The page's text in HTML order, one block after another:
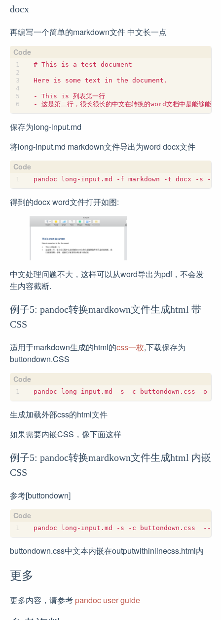
docx
再编写一个简单的markdown文件 中文长一点
保存为long-input.md
将long-input.md markdown文件导出为word docx文件
得到的docx word文件打开如图:
中文处理问题不大，这样可以从word导出为pdf，不会发
生内容截断.
例子5: pandoc转换mardkown文件生成html 带
CSS
适用于markdown生成的html的css一枚,下载保存为
buttondown.CSS
生成加载外部css的html文件
如果需要内嵌CSS，像下面这样
例子5: pandoc转换mardkown文件生成html 内嵌
CSS
参考[buttondown]
buttondown.css中文本内嵌在outputwithinlinecss.html内
更多
更多内容，请参考 pandoc user guide